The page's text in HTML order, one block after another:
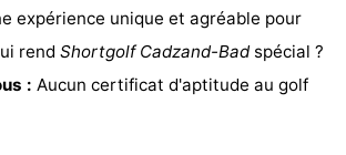
expérience unique et agréable pour
rend Shortgolf Cadzand-Badspécial ?
: Aucun certificat d'aptitude au golf